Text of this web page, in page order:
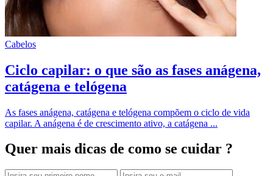
Cabelos
Ciclo capilar: o que são as fases anágena,
catágena e telógena
As fases anágena, catágena e telógena compõem o ciclo de vida
capilar. A anágena é de crescimento ativo, a catágena ...
Quer mais dicas de como se cuidar ?